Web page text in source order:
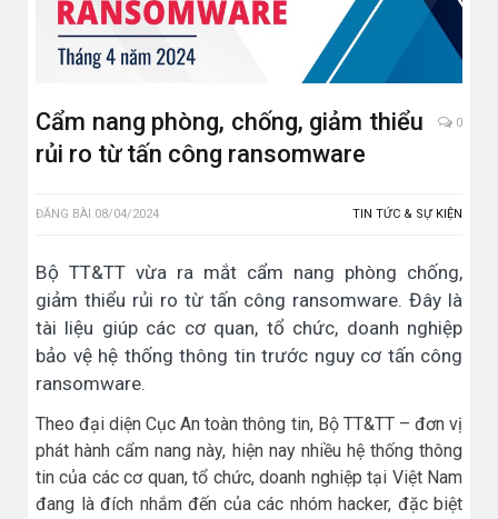
Cẩm nang phòng, chống, giảm thiểu
rủi ro từ tấn công ransomware
0
ĐĂNG BÀI 08/04/2024 TIN TỨC & SỰ KIỆN
Bộ TT&TT vừa ra mắt cẩm nang phòng chống,
giảm thiểu rủi ro từ tấn công ransomware. Đây là
tài liệu giúp các cơ quan, tổ chức, doanh nghiệp
bảo vệ hệ thống thông tin trước nguy cơ tấn công
ransomware.
Theo đại diện Cục An toàn thông tin, Bộ TT&TT – đơn vị
phát hành cẩm nang này, hiện nay nhiều hệ thống thông
tin của các cơ quan, tổ chức, doanh nghiệp tại Việt Nam
đang là đích nhắm đến của các nhóm hacker, đặc biệt